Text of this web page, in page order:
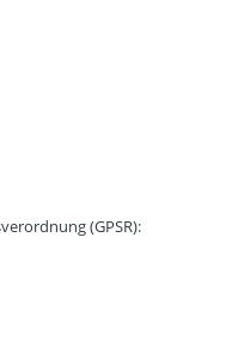
(GPSR):